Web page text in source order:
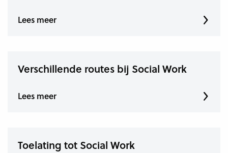
Lees meer
Verschillende routes bij Social Work
Lees meer
Toelating tot Social Work